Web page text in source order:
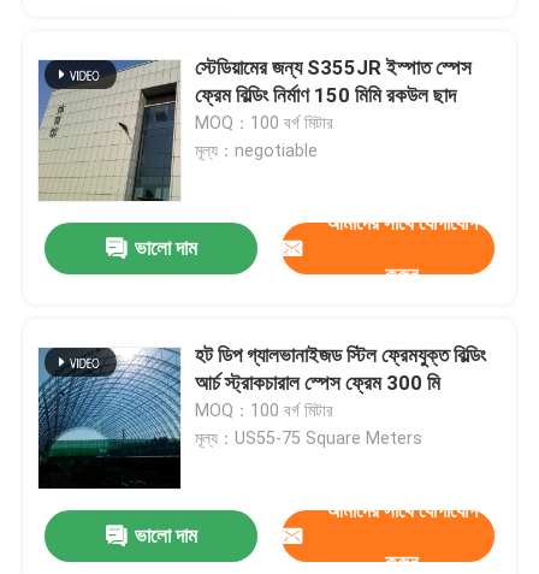
স্টেডিয়ামের জন্য S355JR ইস্পাত স্পেস
ফ্রেম বিল্ডিং নির্মাণ 150 মিমি রকউল ছাদ
MOQ：100 বর্গ মিটার
মূল্য：negotiable
ভালো দাম
আমাদের সাথে যোগাযোগ
করুন
হট ডিপ গ্যালভানাইজড স্টিল ফ্রেমযুক্ত বিল্ডিং
আর্চ স্ট্রাকচারাল স্পেস ফ্রেম 300 মি
MOQ：100 বর্গ মিটার
মূল্য：US55-75 Square Meters
ভালো দাম
আমাদের সাথে যোগাযোগ
করুন